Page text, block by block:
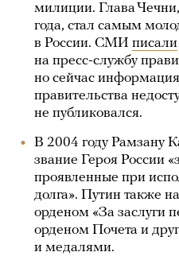
милиции. Глава
года, стал самым
в России. СМИ писали
на пресс-службу
но сейчас
правительства
не публиковался.
В 2004 году Рамзану
звание Героя России
проявленные при
долга». Путин также
орденом «За заслуги
орденом Почета и
и медалями.